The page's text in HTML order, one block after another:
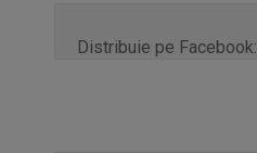
Distribuie pe Facebook: